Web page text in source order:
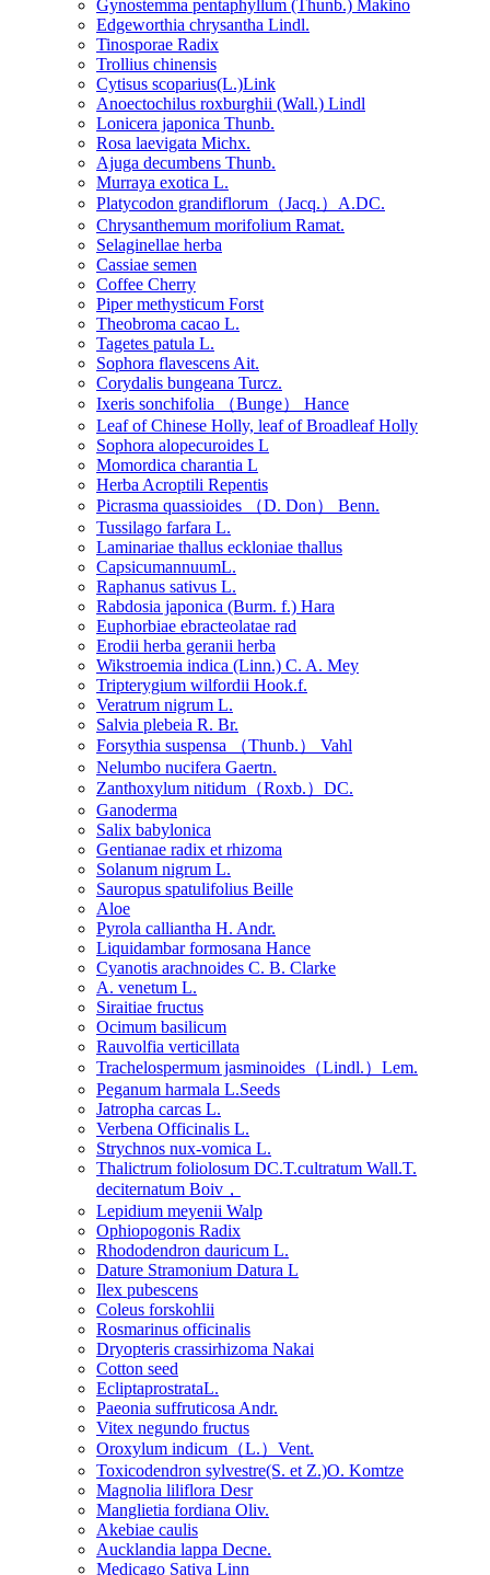
Gynostemma pentaphyllum (Thunb.) Makino
Edgeworthia chrysantha Lindl.
Tinosporae Radix
Trollius chinensis
Cytisus scoparius(L.)Link
Anoectochilus roxburghii (Wall.) Lindl
Lonicera japonica Thunb.
Rosa laevigata Michx.
Ajuga decumbens Thunb.
Murraya exotica L.
Platycodon grandiflorum（Jacq.）A.DC.
Chrysanthemum morifolium Ramat.
Selaginellae herba
Cassiae semen
Coffee Cherry
Piper methysticum Forst
Theobroma cacao L.
Tagetes patula L.
Sophora flavescens Ait.
Corydalis bungeana Turcz.
Ixeris sonchifolia （Bunge） Hance
Leaf of Chinese Holly, leaf of Broadleaf Holly
Sophora alopecuroides L
Momordica charantia L
Herba Acroptili Repentis
Picrasma quassioides （D. Don） Benn.
Tussilago farfara L.
Laminariae thallus eckloniae thallus
CapsicumannuumL.
Raphanus sativus L.
Rabdosia japonica (Burm. f.) Hara
Euphorbiae ebracteolatae rad
Erodii herba geranii herba
Wikstroemia indica (Linn.) C. A. Mey
Tripterygium wilfordii Hook.f.
Veratrum nigrum L.
Salvia plebeia R. Br.
Forsythia suspensa （Thunb.） Vahl
Nelumbo nucifera Gaertn.
Zanthoxylum nitidum（Roxb.）DC.
Ganoderma
Salix babylonica
Gentianae radix et rhizoma
Solanum nigrum L.
Sauropus spatulifolius Beille
Aloe
Pyrola calliantha H. Andr.
Liquidambar formosana Hance
Cyanotis arachnoides C. B. Clarke
A. venetum L.
Siraitiae fructus
Ocimum basilicum
Rauvolfia verticillata
Trachelospermum jasminoides（Lindl.）Lem.
Peganum harmala L.Seeds
Jatropha carcas L.
Verbena Officinalis L.
Strychnos nux-vomica L.
Thalictrum foliolosum DC.T.cultratum Wall.T.
deciternatum Boiv，
Lepidium meyenii Walp
Ophiopogonis Radix
Rhododendron dauricum L.
Dature Stramonium Datura L
Ilex pubescens
Coleus forskohlii
Rosmarinus officinalis
Dryopteris crassirhizoma Nakai
Cotton seed
EcliptaprostrataL.
Paeonia suffruticosa Andr.
Vitex negundo fructus
Oroxylum indicum（L.）Vent.
Toxicodendron sylvestre(S. et Z.)O. Komtze
Magnolia liliflora Desr
Manglietia fordiana Oliv.
Akebiae caulis
Aucklandia lappa Decne.
Medicago Sativa Linn